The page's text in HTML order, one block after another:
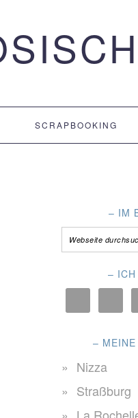
SCRAPBOOKING
– IM
–
–
Nizza
Straßburg